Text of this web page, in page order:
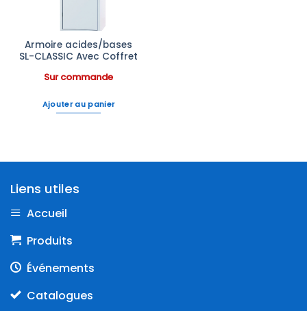
Armoire acides/bases
SL-CLASSIC Avec Coffret
Sur commande
Ajouter au panier
Liens utiles
Accueil
Produits
Événements
Catalogues